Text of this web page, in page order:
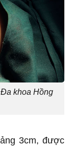
khoa Hồng
3cm, được